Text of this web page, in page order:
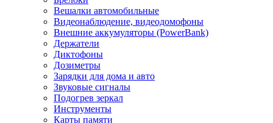
Вешалки автомобильные
Видеонаблюдение, видеодомофоны
Внешние аккумуляторы (PowerBank)
Держатели
Диктофоны
Дозиметры
Зарядки для дома и авто
Звуковые сигналы
Подогрев зеркал
Инструменты
Карты памяти